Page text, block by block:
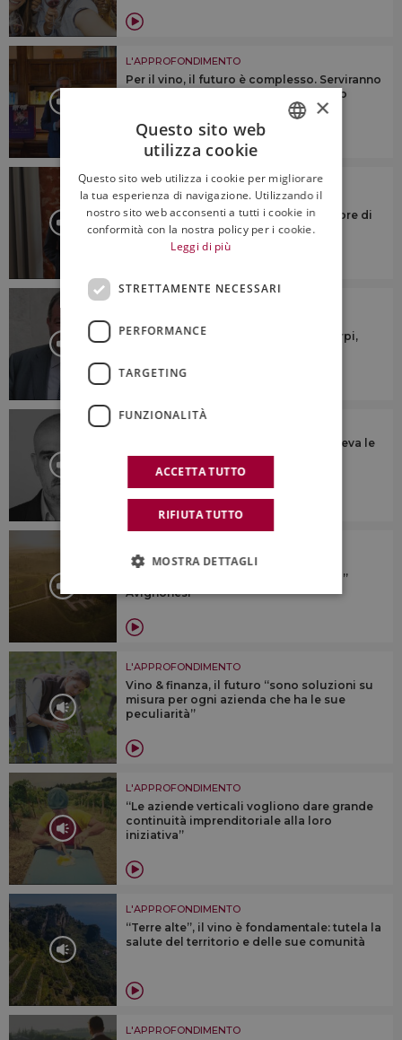
L'APPROFONDIMENTO
Per il vino, il futuro è complesso. Serviranno
identità territoriale e “anima”, citando
L'APPROFONDIMENTO
“Dovremmo cercare di riunire le
denominazioni sotto un numero minore di
consorzi di tutela”
generalizzazioni su taglio rese o estirpi,
“Ascoltava tutti, parlava a tutti, e vedeva le
cose proiettate nel futuro, prima di
realizzarle”
Il valore di essere B-Corp e delle
certificazioni di sostenibilità: il “caso”
Avignonesi
L'APPROFONDIMENTO
Vino & finanza, il futuro “sono soluzioni su
misura per ogni azienda che ha le sue
peculiarità”
L'APPROFONDIMENTO
“Le aziende verticali vogliono dare grande
continuità imprenditoriale alla loro
iniziativa”
L'APPROFONDIMENTO
“Terre alte”, il vino è fondamentale: tutela la
salute del territorio e delle sue comunità
L'APPROFONDIMENTO
ENGLISH
×
Questo sito web
utilizza cookie
Questo sito web utilizza i cookie per migliorare
la tua esperienza di navigazione. Utilizzando il
nostro sito web acconsenti a tutti i cookie in
conformità con la nostra policy per i cookie.
Leggi di più
STRETTAMENTE NECESSARI
PERFORMANCE
TARGETING
FUNZIONALITÀ
ACCETTA TUTTO
RIFIUTA TUTTO
MOSTRA DETTAGLI